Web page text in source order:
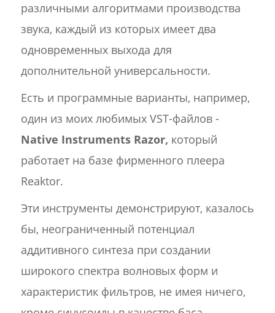
различными алгоритмами производства
звука, каждый из которых имеет два
одновременных выхода для
дополнительной универсальности.
Есть и программные варианты, например,
один из моих любимых VST-файлов -
Native Instruments Razor, который
работает на базе фирменного плеера
Reaktor.
Эти инструменты демонстрируют, казалось
бы, неограниченный потенциал
аддитивного синтеза при создании
широкого спектра волновых форм и
характеристик фильтров, не имея ничего,